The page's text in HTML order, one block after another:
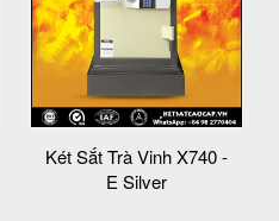
Két Sắt Trà Vinh X740 -
E Silver